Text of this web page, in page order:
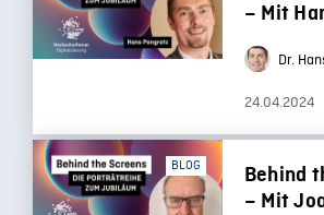
– Mit
Dr.
24.04.2024
BLOG
Behind
– Mit